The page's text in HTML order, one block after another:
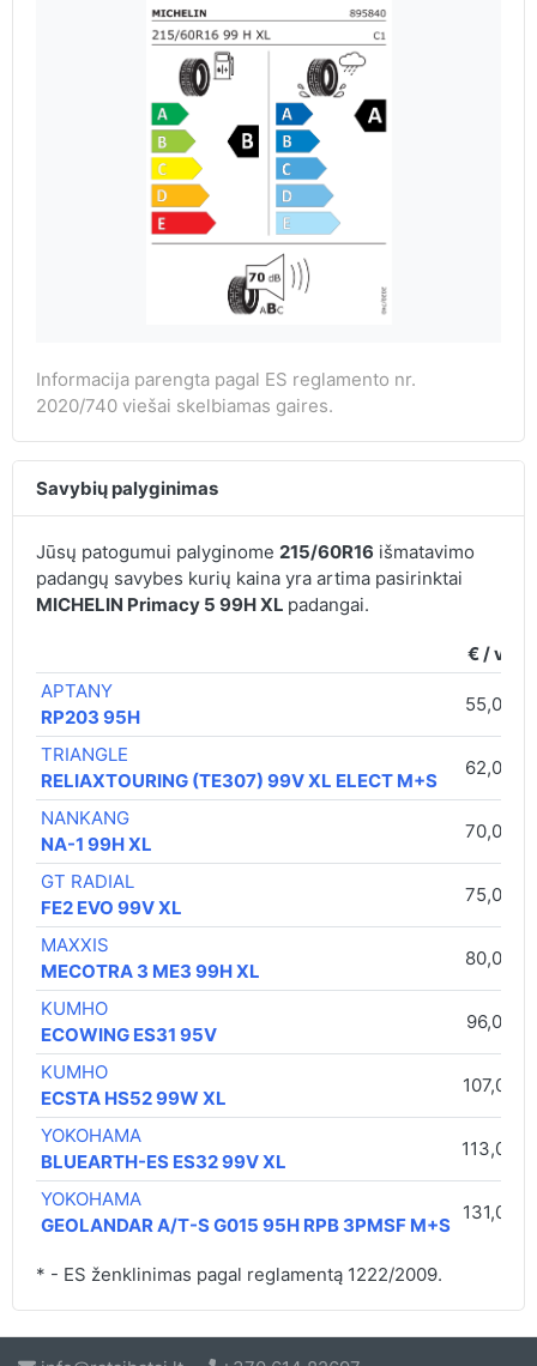
Informacija parengta pagal ES reglamento nr.
2020/740 viešai skelbiamas gaires.
Savybių palyginimas
Jūsų patogumui palyginome 215/60R16 išmatavimo
padangų savybes kurių kaina yra artima pasirinktai
MICHELIN Primacy 5 99H XL padangai.
€ / vnt.
APTANY
RP203 95H
55,00 €
TRIANGLE
RELIAXTOURING (TE307) 99V XL ELECT M+S
62,00 €
NANKANG
NA-1 99H XL
70,00 €
GT RADIAL
FE2 EVO 99V XL
75,00 €
MAXXIS
MECOTRA 3 ME3 99H XL
80,00 €
KUMHO
ECOWING ES31 95V
96,00 €
KUMHO
ECSTA HS52 99W XL
107,00 €
YOKOHAMA
BLUEARTH-ES ES32 99V XL
113,00 €
YOKOHAMA
GEOLANDAR A/T-S G015 95H RPB 3PMSF M+S
131,00 €
* - ES ženklinimas pagal reglamentą 1222/2009.